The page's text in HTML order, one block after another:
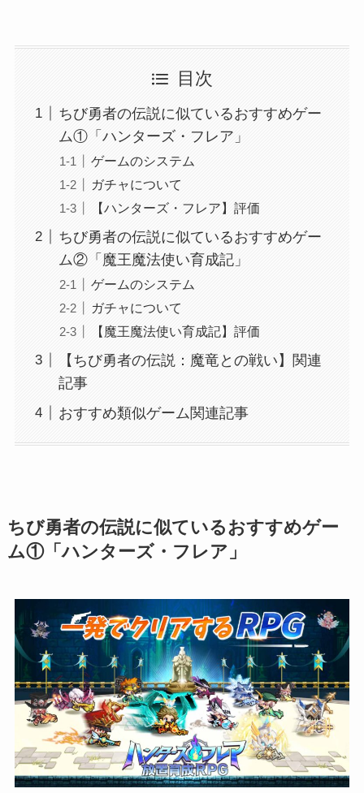
目次
ちび勇者の伝説に似ているおすすめゲー
ム①「ハンターズ・フレア」
ゲームのシステム
ガチャについて
【ハンターズ・フレア】評価
ちび勇者の伝説に似ているおすすめゲー
ム②「魔王魔法使い育成記」
ゲームのシステム
ガチャについて
【魔王魔法使い育成記】評価
【ちび勇者の伝説：魔竜との戦い】関連
記事
おすすめ類似ゲーム関連記事
ちび勇者の伝説に似ているおすすめゲー
ム①「ハンターズ・フレア」